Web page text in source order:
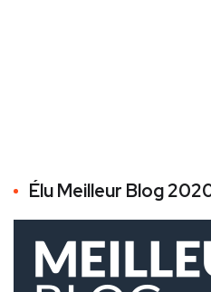
Élu Meilleur Blog